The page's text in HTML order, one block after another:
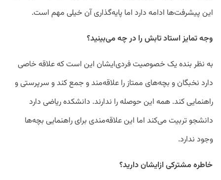
این پیشرفت‌ها ادامه دارد اما پایه‌گذاری آن خیلی مهم است.
وجه تمایز استاد تابش را در چه می‌بینید؟
به نظر بنده یک خصوصیت فردی‌ایشان این است که علاقه خاصی
دارد نخبگان و بچه‌های ممتاز را علاقه‌مند و جمع کند و سرپرستی و
راهنمایی کند. همه این حوصله را ندارند. دانشکده ریاضی دارد
دانشجو تربیت می‌کند اما این علاقه‌مندی برای راهنمایی بچه‌ها
وجود ندارد.
خاطره مشترکی از‌ایشان دارید؟